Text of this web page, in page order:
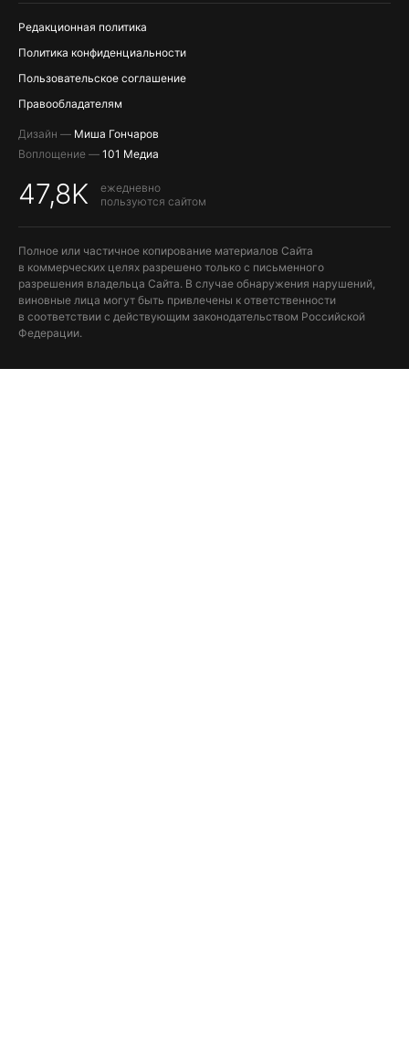
Редакционная политика
Политика конфиденциальности
Пользовательское соглашение
Правообладателям
Дизайн — Миша Гончаров
Воплощение — 101 Медиа
47,8K
ежедневно
пользуются сайтом
Полное или частичное копирование материалов Сайта
в коммерческих целях разрешено только с письменного
разрешения владельца Сайта. В случае обнаружения нарушений,
виновные лица могут быть привлечены к ответственности
в соответствии с действующим законодательством Российской
Федерации.